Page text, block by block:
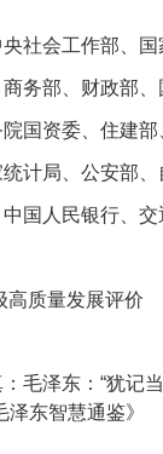
社会工作部、国
务部、财政部
国资委、住建
计局、公安部
国人民银行、
高质量发展评价
毛泽东：“犹记
泽东智慧通鉴》